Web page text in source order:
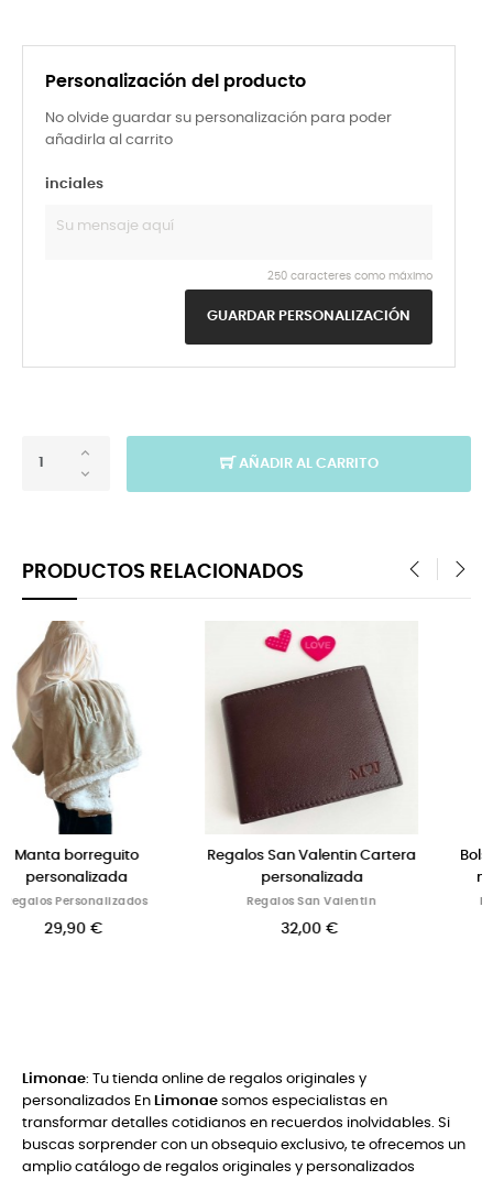
Personalización del producto
No olvide guardar su personalización para poder
añadirla al carrito
inciales
250 caracteres como máximo
GUARDAR PERSONALIZACIÓN
AÑADIR AL CARRITO
PRODUCTOS RELACIONADOS
Regalos San Valentin Cartera
personalizada
Regalos San Valentin
Bolsa fin de semana con
neceser color taupe
Bolsas Personalizadas
Limonae: Tu tienda online de regalos originales y
personalizados En Limonae somos especialistas en
transformar detalles cotidianos en recuerdos inolvidables. Si
buscas sorprender con un obsequio exclusivo, te ofrecemos un
amplio catálogo de regalos originales y personalizados